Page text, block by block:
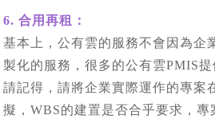
6. 合用再租：
基本上，公有雲的服務不會因為企
製化的服務，很多的公有雲PMIS
請記得，請將企業實際運作的專案
擬，WBS的建置是否合乎要求，專